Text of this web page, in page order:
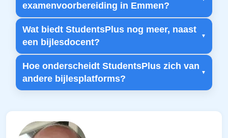
examenvoorbereiding in Emmen?
Wat biedt StudentsPlus nog meer, naast
een bijlesdocent?
Hoe onderscheidt StudentsPlus zich van
andere bijlesplatforms?